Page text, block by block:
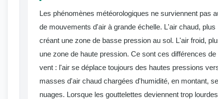
Les phénomènes météorologiques ne surviennent pas
de mouvements d'air à grande échelle. L'air chaud, plus
créant une zone de basse pression au sol. L'air froid,
une zone de haute pression. Ce sont ces différences
vent : l'air se déplace toujours des hautes pressions
masses d'air chaud chargées d'humidité, en montant,
nuages. Lorsque les gouttelettes deviennent trop